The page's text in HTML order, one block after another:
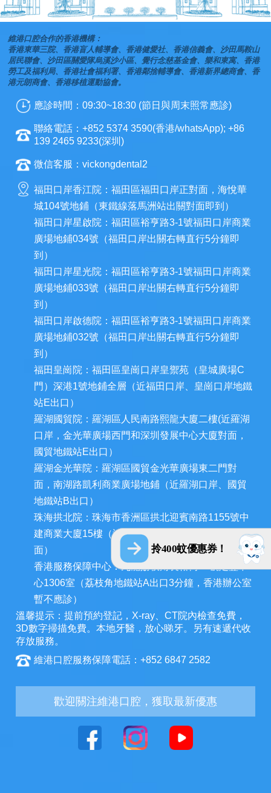
拎400蚊優惠券！
維港口腔合作的香港機構：
香港東華三院、香港盲人輔導會、香港健愛社、香港信義會、沙田馬鞍山
居民聯會、沙田區關愛隊烏溪沙小區、覺行念慈基金會、樂和東寓、香港
勞工及福利局、香港社會福利署、香港鄰捨輔導會、香港新界總商會、香
港元朗商會、香港移植運動協會。
應診時間：09:30~18:30 (節日與周末照常應診)
聯絡電話：+852 5374 3590(香港/whatsApp); +86
139 2465 9233(深圳)
微信客服：vickongdental2
福田口岸香江院：福田區福田口岸正對面，海悅華
城104號地鋪（東鐵線落馬洲站出關對面即到）
福田口岸星啟院：福田區裕亨路3-1號福田口岸商業
廣場地鋪034號（福田口岸出關右轉直行5分鐘即
到）
福田口岸星光院：福田區裕亨路3-1號福田口岸商業
廣場地鋪033號（福田口岸出關右轉直行5分鐘即
到）
福田口岸啟德院：福田區裕亨路3-1號福田口岸商業
廣場地鋪032號（福田口岸出關右轉直行5分鐘即
到）
福田皇崗院：福田區皇崗口岸皇禦苑（皇城廣場C
門）深港1號地鋪全層（近福田口岸、皇崗口岸地鐵
站E出口）
羅湖國貿院：羅湖區人民南路熙龍大廈二樓(近羅湖
口岸，金光華廣場西門和深圳發展中心大廈對面，
國貿地鐵站E出口）
羅湖金光華院：羅湖區國貿金光華廣場東二門對
面，南湖路凱利商業廣場地鋪（近羅湖口岸、國貿
地鐵站B出口）
珠海拱北院：珠海市香洲區拱北迎賓南路1155號中
建商業大廈15樓（近拱北口岸，迎賓百貨廣場對
面）
香港服務保障中心：九龍荔枝角長裕街11號定豐中
心1306室（荔枝角地鐵站A出口3分鐘，香港辦公室
暫不應診）
溫馨提示：提前預約登記，X-ray、CT院內檢查免費，
3D數字掃描免費。本地牙醫，放心睇牙。另有速遞代收
存放服務。
維港口腔服務保障電話：+852 6847 2582
歡迎關注維港口腔，獲取最新優惠